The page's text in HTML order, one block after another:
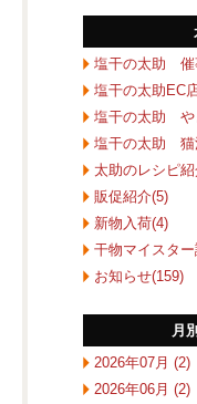
塩干の太助 催
塩干の太助EC
塩干の太助 や
塩干の太助 猫
太助のレシピ
販促紹介(5)
新物入荷(4)
干物マイスタ
お知らせ(159)
月
2026年07月 (2)
2026年06月 (2)